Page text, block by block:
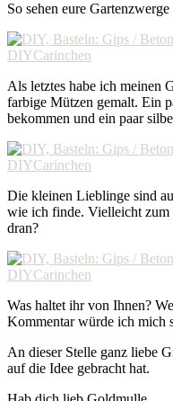
So sehen eure Gartenzwerge
Als letztes habe ich meinen
farbige Mützen gemalt. Ein
bekommen und ein paar
Die kleinen Lieblinge sind
wie ich finde. Vielleicht zum
dran?
Was haltet ihr von Ihnen?
Kommentar würde ich mich
An dieser Stelle ganz liebe
auf die Idee gebracht hat.